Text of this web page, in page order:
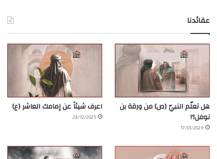
عقائدنا
هل تعلّم النبيّ (ص) من ورقة بن
نوفل؟!
17/01/2026
اعرف شيئاً عن إمامك العاشر (ع)
24/12/2025